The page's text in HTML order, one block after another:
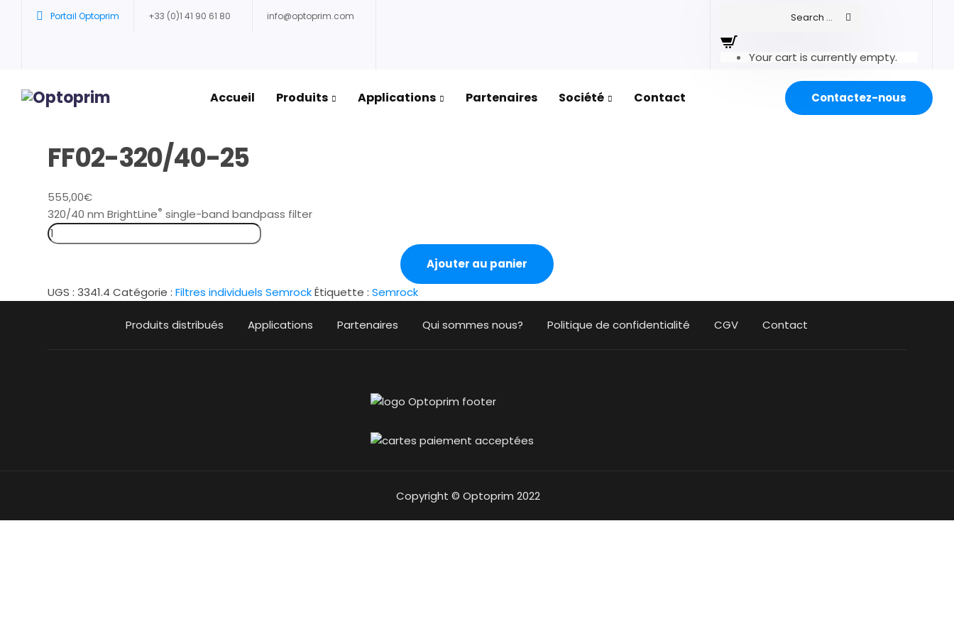
Portail Optoprim +33 (0)1 41 90 61 80 info@optoprim.com
Your cart is currently empty.
Accueil Produits Applications Partenaires Société Contact Contactez-nous
FF02-320/40-25
555,00€
320/40 nm BrightLine® single-band bandpass filter
Ajouter au panier
UGS : 3341.4 Catégorie : Filtres individuels SemrockÉtiquette : Semrock
Produits distribués Applications Partenaires Qui sommes nous? Politique de confidentialité CGV Contact
Copyright © Optoprim 2022